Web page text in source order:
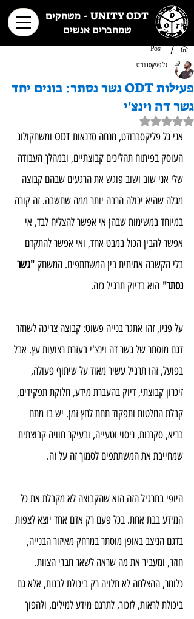
UNITY ODT - משחקים
שמחברים אנשים
/
Post
פעילות ODT גשר נסתר: בונים יחד
גשר דה וינצ'י
גל פליקסברודט
דירוג של NaN מתוך 5 כוכבים
אני גל פליקסברודט, מנחה סדנאות ODT ומשחקולוג
העוסק בפיתוח תהליכים קבוצתיים, ובמהלך העבודה
שלי אני שוב ושוב פוגש את הרגעים שבהם קבוצה
מגלה שהיא יכולה הרבה יותר ממה שחשבה. זה קורה
במיוחד במשימות שבהן אי אפשר להצליח לבד, אי
אפשר להבין הכול במבט אחד, ואי אפשר להתקדם
בלי הקשבה אמיתית בין המשתתפים. המשחק "גשר
נסתר" הוא בדיוק תרגיל כזה.
על פניו, זהו אתגר בנייה פשוט: קבוצה צריכה לשחזר
דגם מוסתר של גשר דה וינצ'י בעזרת רצועות עץ. אבל
בפועל, זהו תרגיל עשיר מאוד על שיתוף פעולה,
זיכרון קבוצתי, דיוק בהעברת מידע, חלוקת תפקידים,
קבלת החלטות ותפקוד תחת לחץ זמן. יש בו מתח
בריא, סקרנות, ניסוי וטעייה, ובעיקר חוויה קבוצתית
שמחייבת את המשתתפים לסמוך זה על זה.
היופי בתרגיל הזה הוא שהקבוצה לא מקבלת את כל
המידע בבת אחת. בכל פעם רק אדם אחד יוצא לצפות
בדגם הניצב באופן מוסתר במרחק מאיזור הבנייה,
חוזר, ומעביר את מה שראה לשאר חברי הצוות.
כלומר, ההצלחה לא תלויה רק ביכולת לבנות, אלא גם
ביכולת לראות, לזכור, לתרגם מידע למילים, ולהפוך